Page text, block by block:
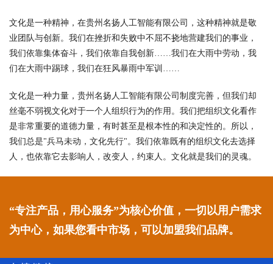
文化是一种精神，在贵州名扬人工智能有限公司，这种精神就是敬
业团队与创新。我们在挫折和失败中不屈不挠地营建我们的事业，
我们依靠集体奋斗，我们依靠自我创新……我们在大雨中劳动，我
们在大雨中踢球，我们在狂风暴雨中军训……
文化是一种力量，贵州名扬人工智能有限公司制度完善，但我们却
丝毫不弱视文化对于一个人组织行为的作用。我们把组织文化看作
是非常重要的道德力量，有时甚至是根本性的和决定性的。所以，
我们总是"兵马未动，文化先行"。我们依靠既有的组织文化去选择
人，也依靠它去影响人，改变人，约束人。文化就是我们的灵魂。
“专注产品，用心服务”为核心价值，一切以用户需求
为中心，如果您看中市场，可以加盟我们品牌。